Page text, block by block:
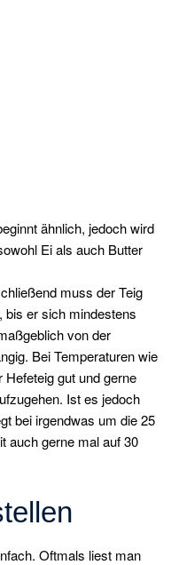
ähnlich, jedoch wird
Ei als auch Butter
muss der Teig
bis er sich mindestens
von der
Bei Temperaturen wie
gut und gerne
Ist es jedoch
bei irgendwas um die 25
auch gerne mal auf 30
Oftmals liest man